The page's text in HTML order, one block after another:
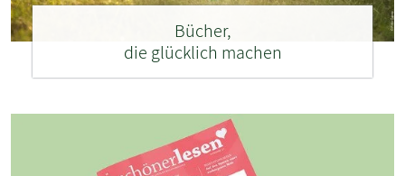
Bücher,
die glücklich machen